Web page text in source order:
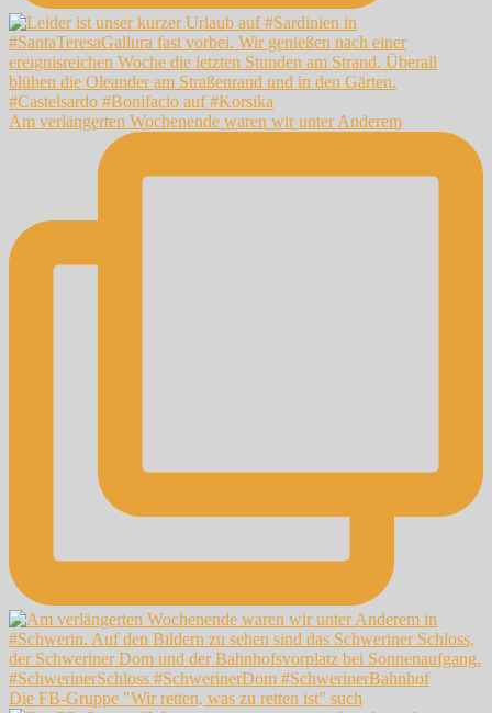
Am verlängerten Wochenende waren wir unter Anderem
Die FB-Gruppe "Wir retten, was zu retten ist" such